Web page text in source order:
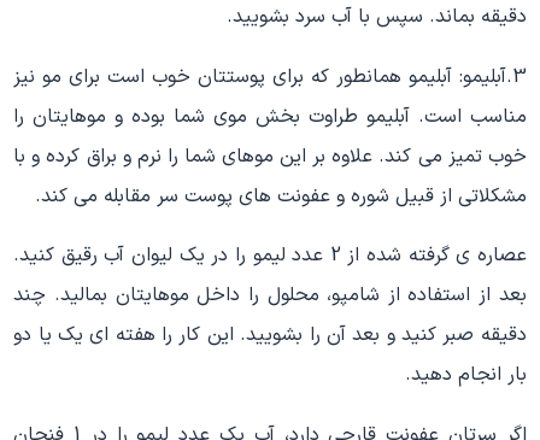
دقیقه بماند. سپس با آب سرد بشویید.
3.آبلیمو: آبلیمو همانطور که برای پوستتان خوب است برای مو نیز
مناسب است. آبلیمو طراوت بخش موی شما بوده و موهایتان را
خوب تمیز می کند. علاوه بر این موهای شما را نرم و براق کرده و با
مشکلاتی از قبیل شوره و عفونت های پوست سر مقابله می کند.
عصاره ی گرفته شده از 2 عدد لیمو را در یک لیوان آب رقیق کنید.
بعد از استفاده از شامپو، محلول را داخل موهایتان بمالید. چند
دقیقه صبر کنید و بعد آن را بشویید. این کار را هفته ای یک یا دو
بار انجام دهید.